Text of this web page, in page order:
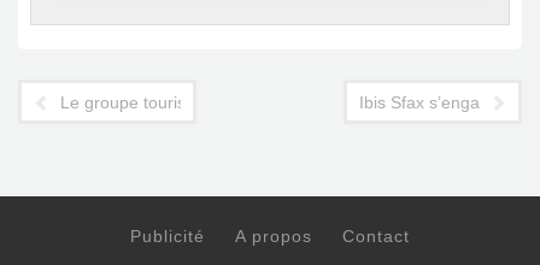
Le groupe touristique TTS signe avec World2Meet/Newblue
Ibis Sfax s’engage en
Publicité A propos Contact